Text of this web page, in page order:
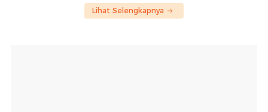
Lihat Selengkapnya